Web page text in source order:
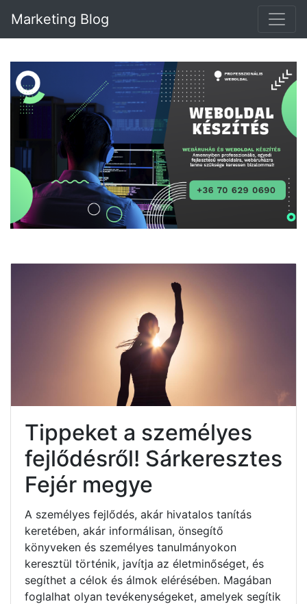
Marketing Blog
Tippeket a személyes
fejlődésről! Sárkeresztes
Fejér megye
A személyes fejlődés, akár hivatalos tanítás
keretében, akár informálisan, önsegítő
könyveken és személyes tanulmányokon
keresztül történik, javítja az életminőséget, és
segíthet a célok és álmok elérésében. Magában
foglalhat olyan tevékenységeket, amelyek segítik